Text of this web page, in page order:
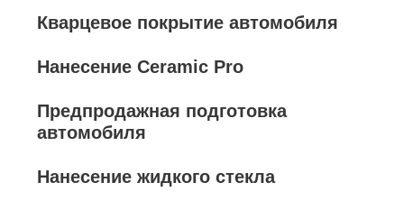
Кварцевое покрытие автомобиля
Нанесение Ceramic Pro
Предпродажная подготовка
автомобиля
Нанесение жидкого стекла